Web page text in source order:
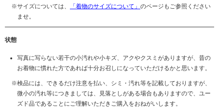
サイズについては、
「着物のサイズについて」 のページもご参照ください
ませ。
状態
写真に写らない若干の小汚れや小キズ、アクやクスミがありますが、昔の
お着物に慣れた方であれば十分お召しになっていただけるかと思います。
検品には、できるだけ注意を払い、シミ・汚れ等を記載しておりますが、
微小の汚れ等につきましては、見落としがある場合もありますので、ユー
ズド品であることにご理解いただきご購入をおねがいします。